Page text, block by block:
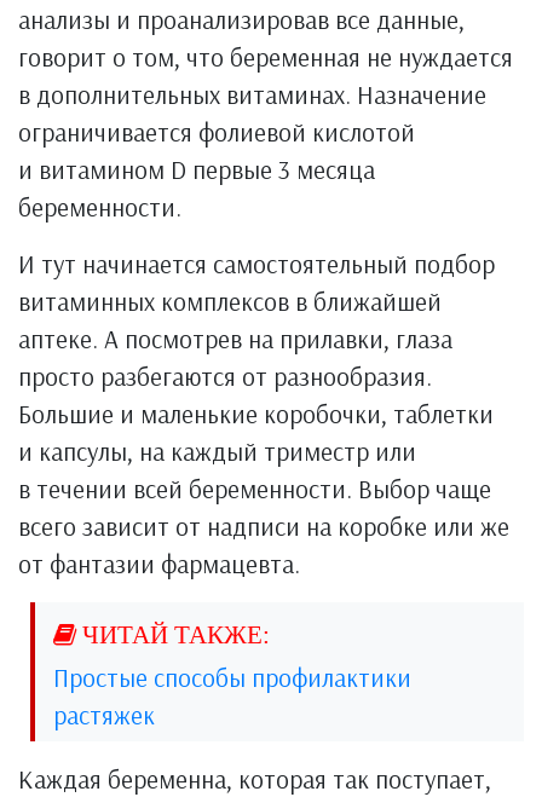
анализы и проанализировав все данные,
говорит о том, что беременная не нуждается
в дополнительных витаминах. Назначение
ограничивается фолиевой кислотой
и витамином D первые 3 месяца
беременности.
И тут начинается самостоятельный подбор
витаминных комплексов в ближайшей
аптеке. А посмотрев на прилавки, глаза
просто разбегаются от разнообразия.
Большие и маленькие коробочки, таблетки
и капсулы, на каждый триместр или
в течении всей беременности. Выбор чаще
всего зависит от надписи на коробке или же
от фантазии фармацевта.
Простые способы профилактики
растяжек
Каждая беременна, которая так поступает,